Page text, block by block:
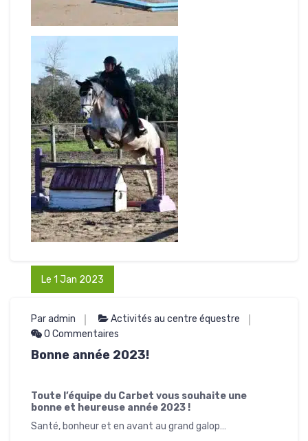
Le 1 Jan 2023
Par admin
Activités au centre équestre
0 Commentaires
Bonne année 2023!
Toute l’équipe du Carbet vous souhaite une
bonne et heureuse année 2023 !
Santé, bonheur et en avant au grand galop…